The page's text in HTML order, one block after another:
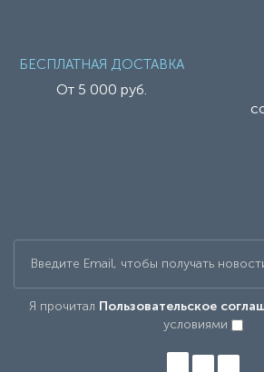
БЕСПЛАТНАЯ ДОСТАВКА
От 5 000 руб.
Я прочитал Пользовательское
условиями